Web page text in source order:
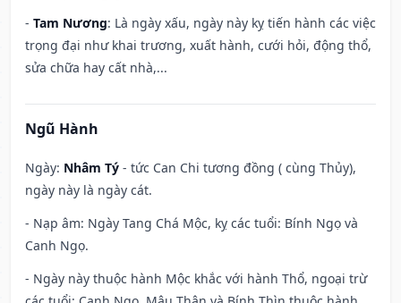
- Tam Nương: Là ngày xấu, ngày này kỵ tiến hành các việc
trọng đại như khai trương, xuất hành, cưới hỏi, động thổ,
sửa chữa hay cất nhà,...
Ngũ Hành
Ngày: Nhâm Tý - tức Can Chi tương đồng ( cùng Thủy),
ngày này là ngày cát.
- Nạp âm: Ngày Tang Chá Mộc, kỵ các tuổi: Bính Ngọ và
Canh Ngọ.
- Ngày này thuộc hành Mộc khắc với hành Thổ, ngoại trừ